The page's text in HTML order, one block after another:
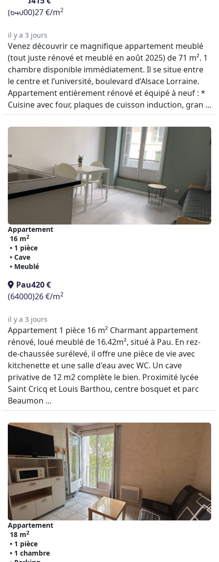
(64000)27 €/m2
il y a 3 jours
Venez découvrir ce magnifique appartement meublé
(tout juste rénové et meublé en août 2025) de 71 m². 1
chambre disponible immédiatement. Il se situe entre
le centre et l’université, boulevard d’Alsace Lorraine.
Appartement entièrement rénové et équipé à neuf : *
Cuisine avec four, plaques de cuisson induction, gran ...
Appartement
16 m2
• 1 pièce
• Cave
• Meublé
Pau420 €
(64000)26 €/m2
il y a 3 jours
Appartement 1 pièce 16 m² Charmant appartement
rénové, loué meublé de 16.42m², situé à Pau. En rez-
de-chaussée surélevé, il offre une pièce de vie avec
kitchenette et une salle d'eau avec WC. Un cave
privative de 12 m2 complète le bien. Proximité lycée
Saint Cricq et Louis Barthou, centre bosquet et parc
Beaumon ...
Appartement
18 m2
• 1 pièce
• 1 chambre